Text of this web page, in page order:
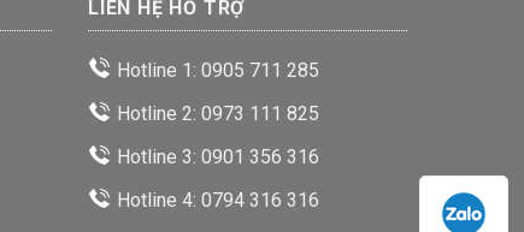
LIÊN HỆ HỖ TRỢ
Hotline 1: 0905 711 285
Hotline 2: 0973 111 825
Hotline 3: 0901 356 316
Hotline 4: 0794 316 316